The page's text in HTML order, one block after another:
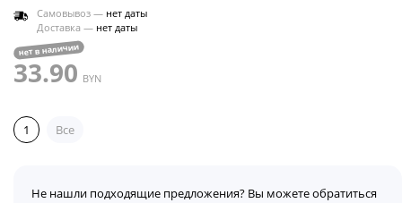
Самовывоз — нет даты
Доставка — нет даты
нет в наличии
33.90 BYN
1 Все
Не нашли подходящие предложения? Вы можете обратиться